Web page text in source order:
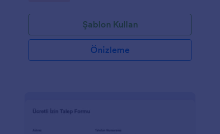
Şablon Kullan
Önizleme